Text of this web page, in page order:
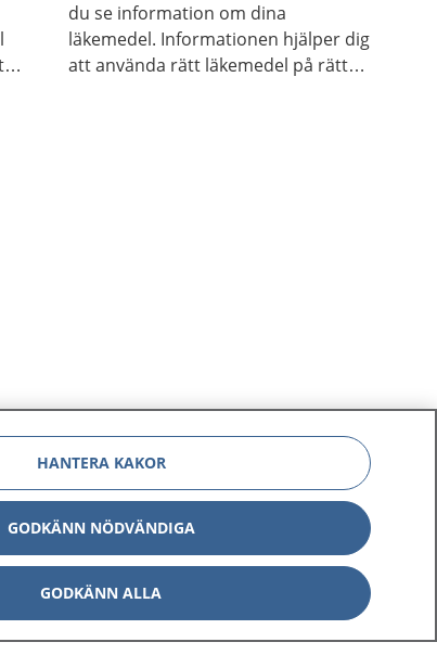
du se information om dina
läkemedel. Informationen hjälper dig
att använda rätt läkemedel på rätt
HANTERA KAKOR
GODKÄNN NÖDVÄNDIGA
GODKÄNN ALLA